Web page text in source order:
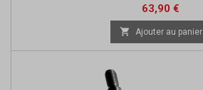
Prix
63,90 €
base
 Ajouter au panier